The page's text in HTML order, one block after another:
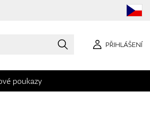
PŘIHLÁŠENÍ
poukazy